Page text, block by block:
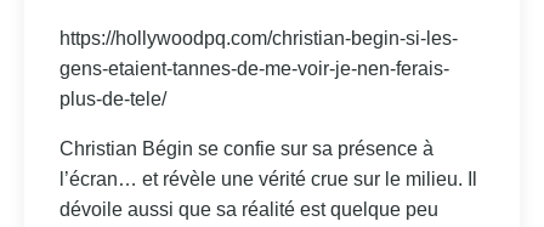
https://hollywoodpq.com/christian-begin-si-les-
gens-etaient-tannes-de-me-voir-je-nen-ferais-
plus-de-tele/
Christian Bégin se confie sur sa présence à
l’écran… et révèle une vérité crue sur le milieu. Il
dévoile aussi que sa réalité est quelque peu